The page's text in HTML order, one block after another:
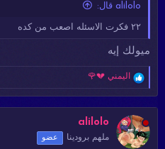
alilolo قال:
٢٢ فكرت الاسئله اصعب من كده
ميولك إيه
ت
ف
ا
ع
ل
اليمني 💔🌹
alilolo
ملهم برودينا عضو